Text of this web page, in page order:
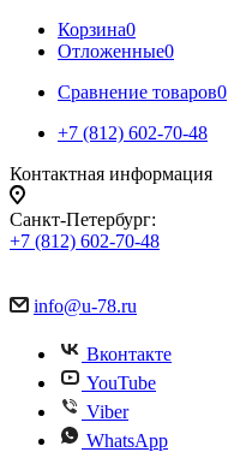
Корзина0
Отложенные0
Сравнение товаров0
+7 (812) 602-70-48
Контактная информация
Санкт-Петербург:
+7 (812) 602-70-48
info@u-78.ru
Вконтакте
YouTube
Viber
WhatsApp